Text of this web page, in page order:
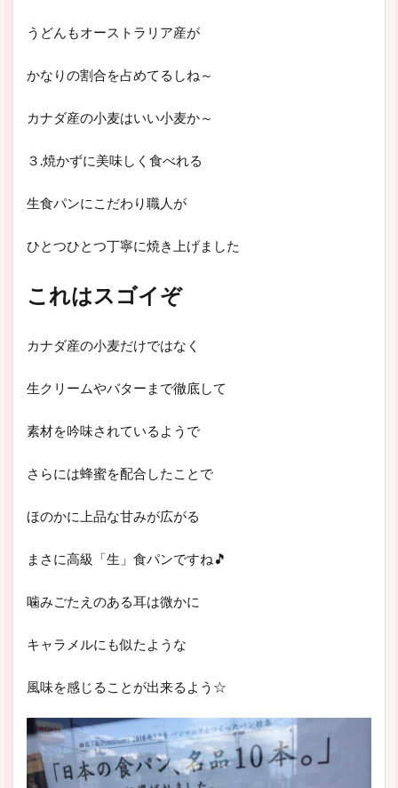
うどんもオーストラリア産が
かなりの割合を占めてるしね～
カナダ産の小麦はいい小麦か～
３.焼かずに美味しく食べれる
生食パンにこだわり職人が
ひとつひとつ丁寧に焼き上げました
これはスゴイぞ
カナダ産の小麦だけではなく
生クリームやバターまで徹底して
素材を吟味されているようで
さらには蜂蜜を配合したことで
ほのかに上品な甘みが広がる
まさに高級「生」食パンですね🎵
噛みごたえのある耳は微かに
キャラメルにも似たような
風味を感じることが出来るよう☆